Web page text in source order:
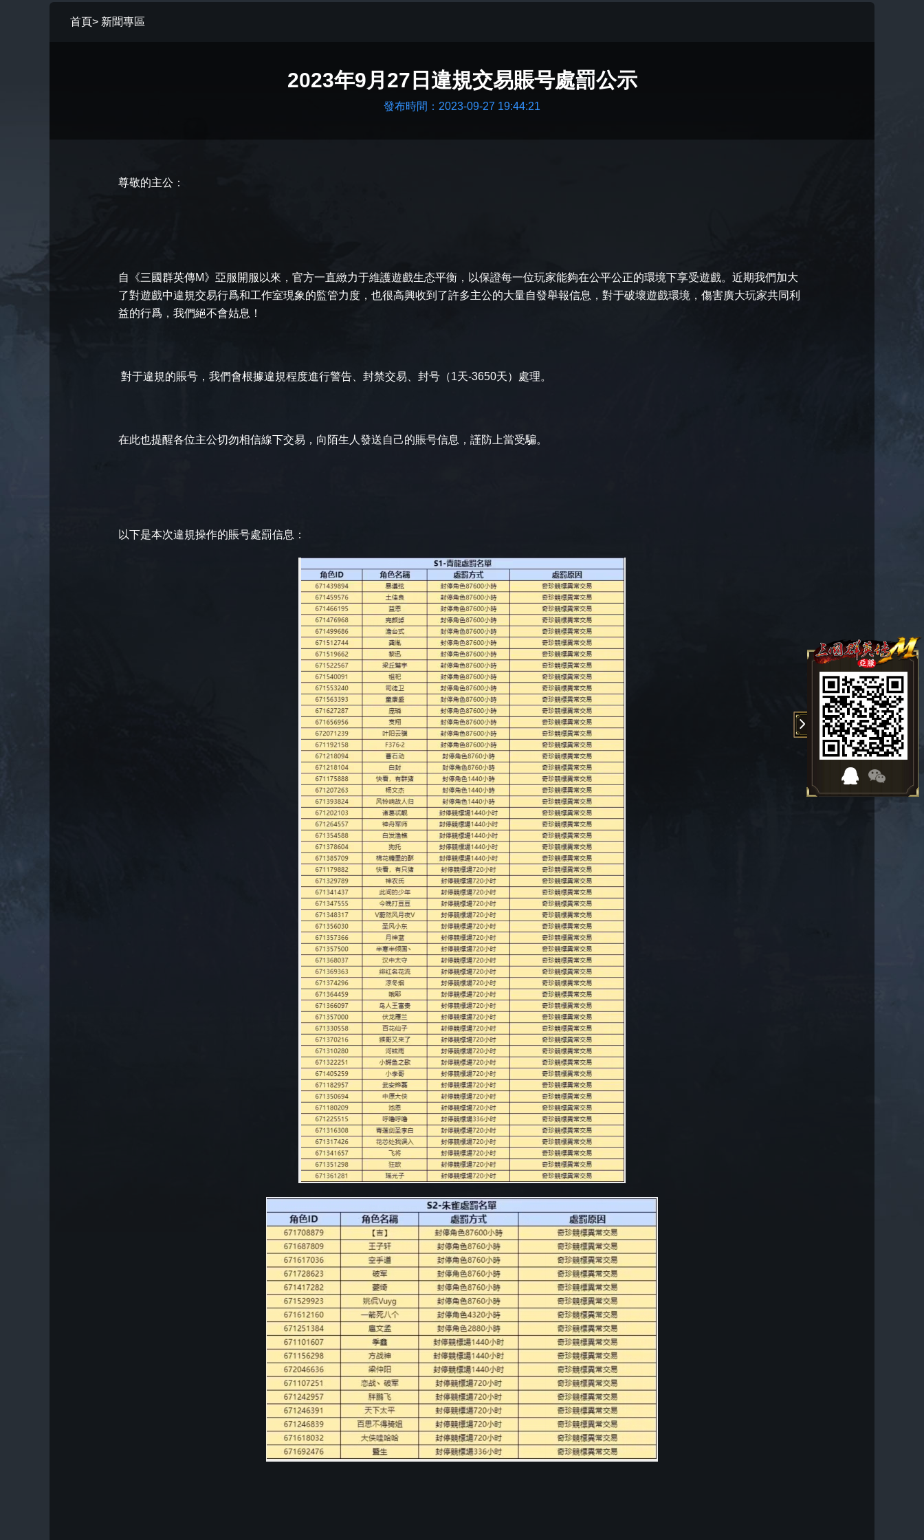
首頁> 新聞專區
2023年9月27日違規交易賬号處罰公示
發布時間：2023-09-27 19:44:21
尊敬的主公：
自《三國群英傳M》亞服開服以來，官方一直緻力于維護遊戲生态平衡，以保證每一位玩家能夠在公平公正的環境下享受遊戲。近期我們加大
了對遊戲中違規交易行爲和工作室現象的監管力度，也很高興收到了許多主公的大量自發舉報信息，對于破壞遊戲環境，傷害廣大玩家共同利
益的行爲，我們絕不會姑息！
對于違規的賬号，我們會根據違規程度進行警告、封禁交易、封号（1天-3650天）處理。
在此也提醒各位主公切勿相信線下交易，向陌生人發送自己的賬号信息，謹防上當受騙。
以下是本次違規操作的賬号處罰信息：